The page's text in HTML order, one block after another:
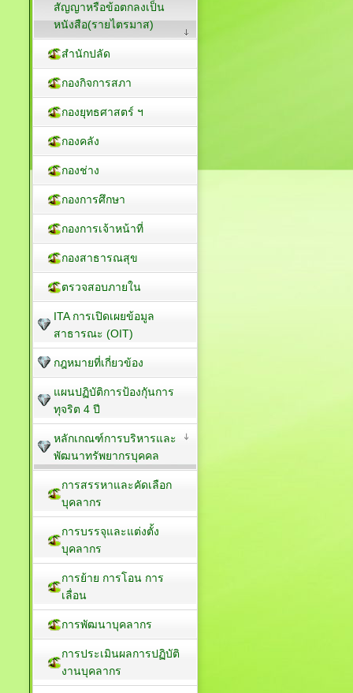
สัญญาหรือข้อตกลงเป็น
หนังสือ(รายไตรมาส)
สำนักปลัด
กองกิจการสภา
กองยุทธศาสตร์ ฯ
กองคลัง
กองช่าง
กองการศึกษา
กองการเจ้าหน้าที่
กองสาธารณสุข
ตรวจสอบภายใน
ITA การเปิดเผยข้อมูล
สาธารณะ (OIT)
กฎหมายที่เกี่ยวข้อง
แผนปฏิบัติการป้องกัุนการ
ทุจริต 4 ปี
หลักเกณฑ์การบริหารและ
พัฒนาทรัพยากรบุคคล
การสรรหาและคัดเลือก
บุคลากร
การบรรจุและแต่งตั้ง
บุคลากร
การย้าย การโอน การ
เลื่อน
การพัฒนาบุคลากร
การประเมินผลการปฏิบัติ
งานบุคลากร